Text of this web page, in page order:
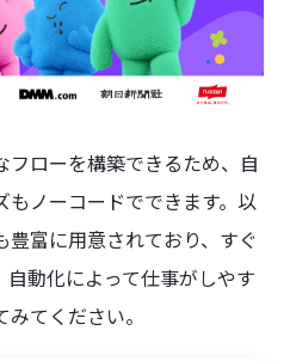
ローを構築できるため、自
ノーコードでできます。以
富に用意されており、すぐ
動化によって仕事がしやす
てください。